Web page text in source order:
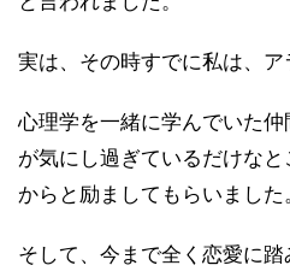
実は、その時すでに私は、ア
心理学を一緒に学んでいた
が気にし過ぎているだけな
からと励ましてもらいました
そして、今まで全く恋愛に